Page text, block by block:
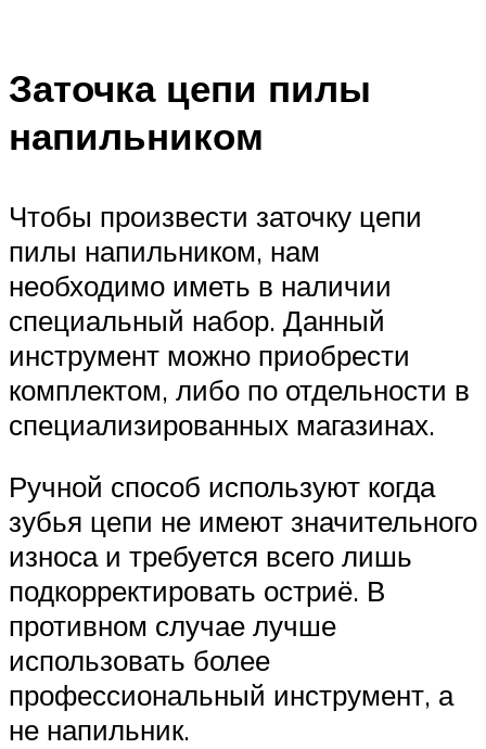
Заточка цепи пилы
напильником
Чтобы произвести заточку цепи
пилы напильником, нам
необходимо иметь в наличии
специальный набор. Данный
инструмент можно приобрести
комплектом, либо по отдельности в
специализированных магазинах.
Ручной способ используют когда
зубья цепи не имеют значительного
износа и требуется всего лишь
подкорректировать остриё. В
противном случае лучше
использовать более
профессиональный инструмент, а
не напильник.